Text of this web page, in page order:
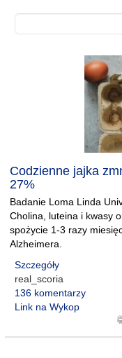
Codzienne jajka
27%
Badanie Loma Linda
Cholina, luteina i kwasy
spożycie 1-3 razy
Alzheimera.
Szczegóły
real_scoria
136 komentarzy
Link na Wykop